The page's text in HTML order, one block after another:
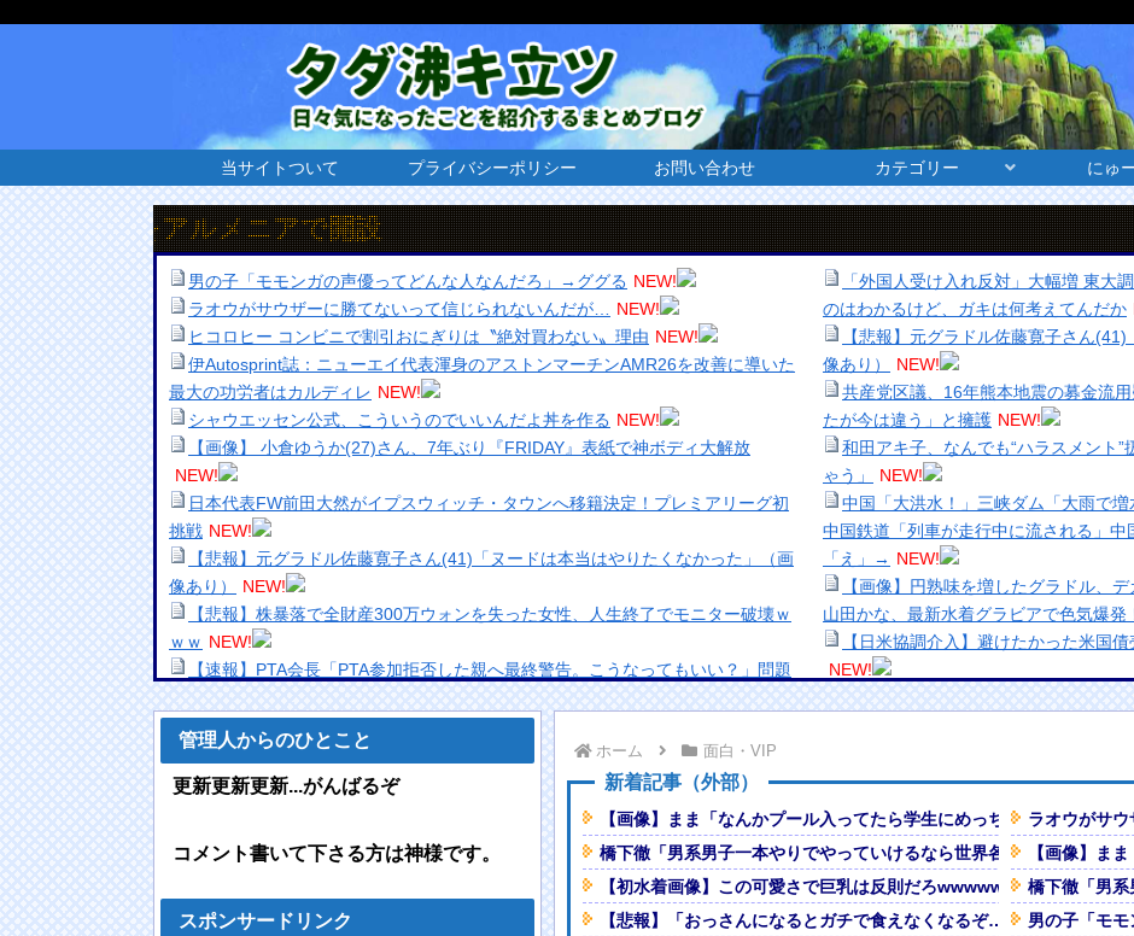
当サイトついて プライバシーポリシー お問い合わせ カテゴリー にゅ
アルメニアで開設
男の子「モモンガの声優ってどんな人なんだろ」→ググる NEW!
ラオウがサウザーに勝てないって信じられないんだが… NEW!
ヒコロヒー コンビニで割引おにぎりは〝絶対買わない〟理由 NEW!
伊Autosprint誌：ニューエイ代表渾身のアストンマーチンAMR26を改善に導いた
最大の功労者はカルディレ NEW!
シャウエッセン公式、こういうのでいいんだよ丼を作る NEW!
【画像】 小倉ゆうか(27)さん、7年ぶり『FRIDAY』表紙で神ボディ大解放
NEW!
日本代表FW前田大然がイプスウィッチ・タウンへ移籍決定！プレミアリーグ初
挑戦 NEW!
【悲報】元グラドル佐藤寛子さん(41)「ヌードは本当はやりたくなかった」（画
像あり）
NEW!
【悲報】株暴落で全財産300万ウォンを失った女性、人生終了でモニター破壊ｗ
ｗｗ NEW!
【速報】PTA会長「PTA参加拒否した親へ最終警告。こうなってもいい？」問題
和田アキ子、なんでも“ハラスメント”扱いする風潮に疑問「しゃべれなくなっち
ゃう」 NEW!
白戸ゆめのアナ セクシーニットのノースリーブ巨乳！！【GIF動画あり】
【画像】JKの着替え流出してしまうｗｗｗwｗｗｗｗｗｗｗｗ❤ NEW!
日本の古典作品が”現代にふさわしい表現”に強制変更される事態が進行中、今の
職場の人妻と不倫をして、ついに、、、
「外国人受け入れ反対」大幅増 東大
のはわかるけど、ガキは何考えてんだか
【悲報】元グラドル佐藤寛子さん
像あり）
NEW!
共産党区議、16年熊本地震の募金流
たが今は違う」と擁護 NEW!
和田アキ子、なんでも“ハラスメント
ゃう」
NEW!
中国「大洪水！」三峡ダム「大雨で
中国鉄道「列車が走行中に流される」
「え」→ NEW!
【画像】円熟味を増したグラドル、
山田かな、最新水着グラビアで色気爆発
【日米協調介入】避けたかった米国
NEW!
出来ないし。
美少女図鑑AWARD2026グランプリ
い！！
熊本地震、「九州自動車道は混んで
ナなどに批判殺到 全国紙記者「最新の
の責務」「情報を取り上げることには大
ホーム 面白・VIP
新着記事（外部）
【画像】まま「なんかプール入ってたら学生にめっちゃ見られたw」
橋下徹「男系男子一本やりでやっていけるなら世界各国の王室はす
【初水着画像】この可愛さで巨乳は反則だろwwwwwシンガーソン
【悲報】「おっさんになるとガチで食えなくなるぞ…」ってものがコ
ラオウがサ
【画像】ま
橋下徹「男
男の子「モ
管理人からのひとこと
更新更新更新...がんばるぞ
コメント書いて下さる方は神様です。
スポンサードリンク